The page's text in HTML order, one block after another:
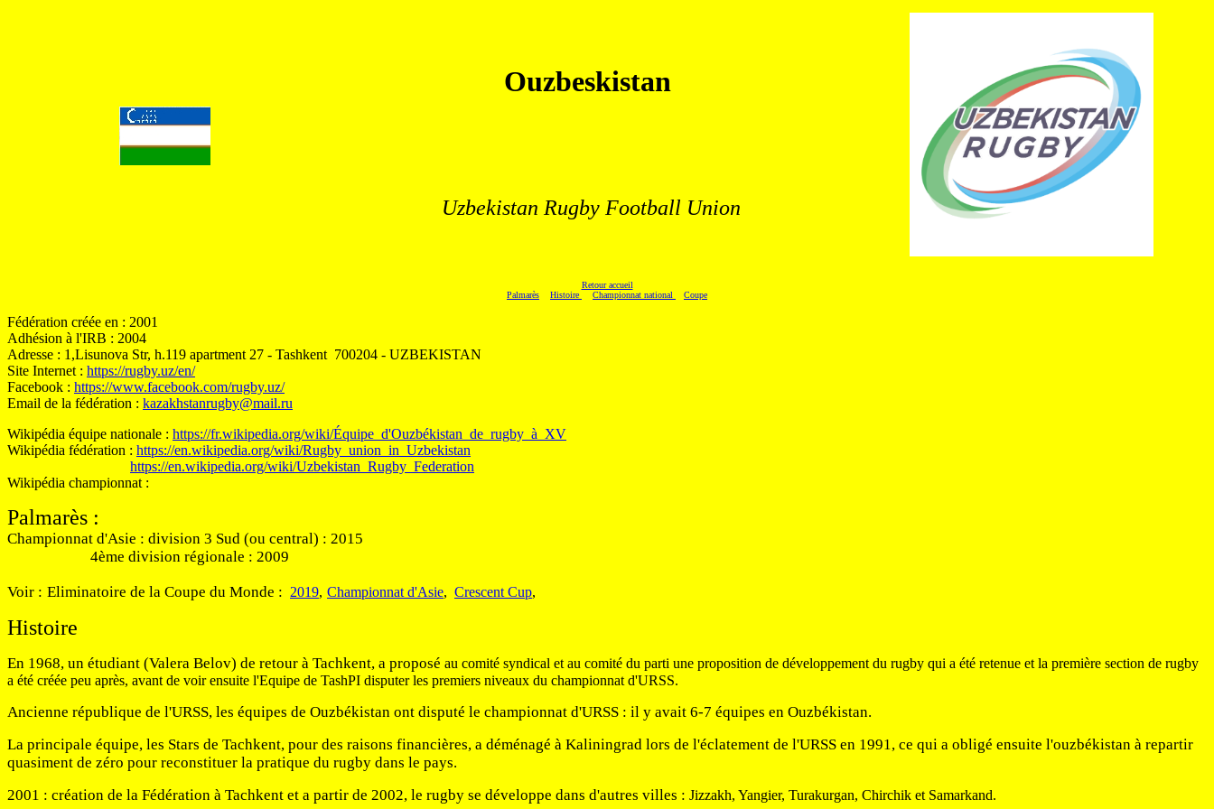
Ouzbeskistan
Uzbekistan Rugby Football Union
Retour accueil
Palmarès
Histoire Championnat national Coupe
Fédération créée en : 2001
Adhésion à l'IRB : 2004
Adresse : 1,Lisunova Str, h.119 apartment 27 - Tashkent 700204 - UZBEKISTAN
Site Internet : https://rugby.uz/en/
Facebook : https://www.facebook.com/rugby.uz/
Email de la fédération : kazakhstanrugby@mail.ru
Wikipédia équipe nationale : https://fr.wikipedia.org/wiki/Équipe_d'Ouzbékistan_de_rugby_à_XV
Wikipédia fédération : https://en.wikipedia.org/wiki/Rugby_union_in_Uzbekistan
https://en.wikipedia.org/wiki/Uzbekistan_Rugby_Federation
Wikipédia championnat :
Palmarès :
Championnat d'Asie : division 3 Sud (ou central) : 2015
4ème division régionale : 2009
Voir : Eliminatoire de la Coupe du Monde : 2019, Championnat d'Asie, Crescent Cup,
Histoire
En 1968, un étudiant (Valera Belov) de retour à Tachkent, a proposé au comité syndical et au comité du parti une proposition de développement du rugby qui a été retenue et la première section de rugby
a été créée peu après, avant de voir ensuite l'Equipe de TashPI disputer les premiers niveaux du championnat d'URSS.
Ancienne république de l'URSS, les équipes de Ouzbékistan ont disputé le championnat d'URSS : il y avait 6-7 équipes en Ouzbékistan.
La principale équipe, les Stars de Tachkent, pour des raisons financières, a déménagé à Kaliningrad lors de l'éclatement de l'URSS en 1991, ce qui a obligé ensuite l'ouzbékistan à repartir
quasiment de zéro pour reconstituer la pratique du rugby dans le pays.
2001 : création de la Fédération à Tachkent et a partir de 2002, le rugby se développe dans d'autres villes : Jizzakh, Yangier, Turakurgan, Chirchik et Samarkand.